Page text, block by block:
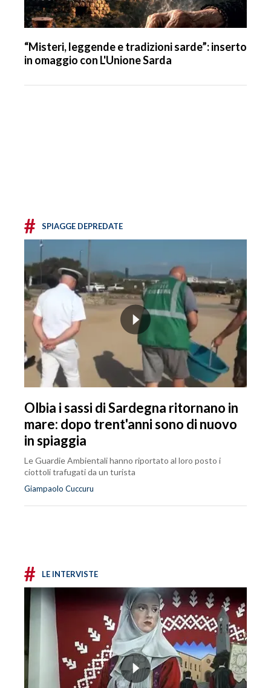
“Misteri, leggende e tradizioni sarde”: inserto
in omaggio con L'Unione Sarda
# SPIAGGE DEPREDATE
Olbia i sassi di Sardegna ritornano in
mare: dopo trent'anni sono di nuovo
in spiaggia
Le Guardie Ambientali hanno riportato al loro posto i
ciottoli trafugati da un turista
Giampaolo Cuccuru
# LE INTERVISTE